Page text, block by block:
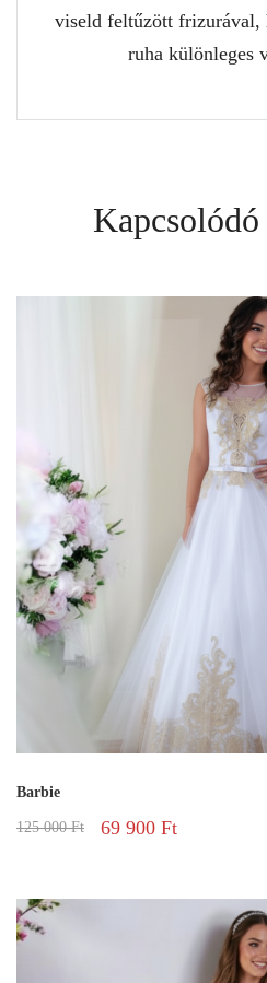
viseld feltűzött frizurával,
ruha különleges
Barbie
125 000Ft 69 900 Ft